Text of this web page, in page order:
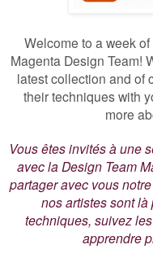
Welcome to a week
Magenta Design Team!
latest collection and of
their techniques with
more
Vous êtes invités à une
avec la Design Team
partager avec vous
nos artistes sont
techniques, suivez
apprendre